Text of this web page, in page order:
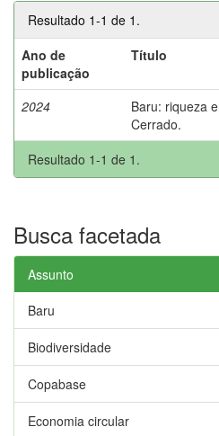
Resultado 1-1 de 1.
Ano de
publicação
Título
2024
Baru: riqueza
Cerrado.
Resultado 1-1 de 1.
Busca facetada
Assunto
Baru
Biodiversidade
Copabase
Economia circular